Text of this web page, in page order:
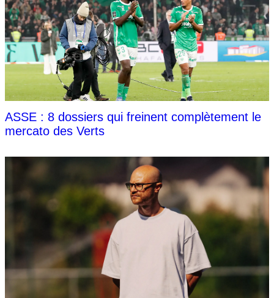
ASSE : 8 dossiers qui freinent complètement le
mercato des Verts